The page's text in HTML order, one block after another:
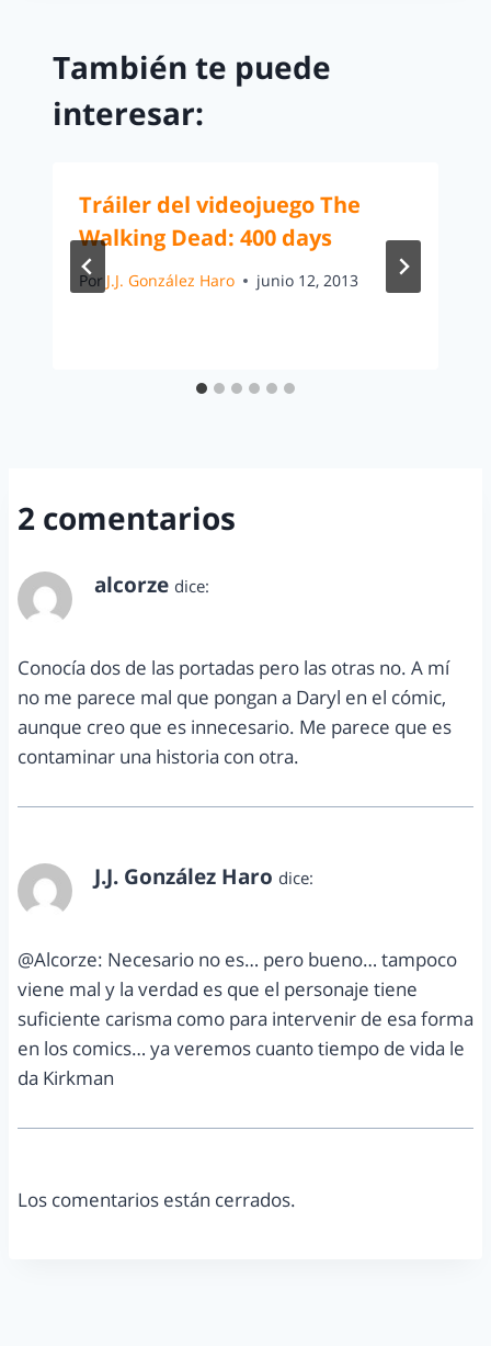
También te puede
interesar:
Tráiler del videojuego The
Walking Dead: 400 days
Por J.J. González Haro junio 12, 2013
2 comentarios
alcorze dice:
Conocía dos de las portadas pero las otras no. A mí
no me parece mal que pongan a Daryl en el cómic,
aunque creo que es innecesario. Me parece que es
contaminar una historia con otra.
J.J. González Haro dice:
@Alcorze: Necesario no es… pero bueno… tampoco
viene mal y la verdad es que el personaje tiene
suficiente carisma como para intervenir de esa forma
en los comics… ya veremos cuanto tiempo de vida le
da Kirkman
Los comentarios están cerrados.